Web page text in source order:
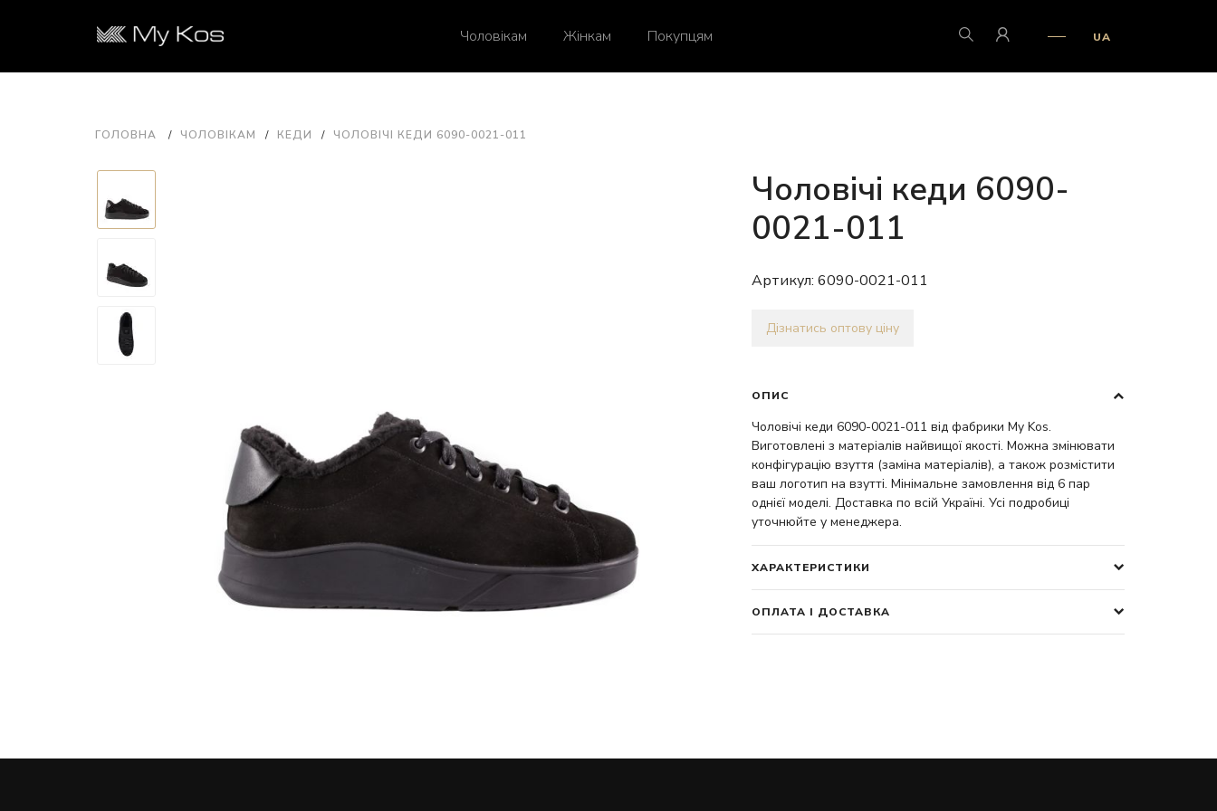
Чоловікам Жінкам Покупцям UA
ГОЛОВНА ЧОЛОВІКАМ КЕДИ ЧОЛОВІЧІ КЕДИ 6090-0021-011
Чоловічі кеди 6090-
0021-011
Артикул: 6090-0021-011
Дізнатись оптову ціну
ОПИС
Чоловічі кеди 6090-0021-011 від фабрики My Kos.
Виготовлені з матеріалів найвищої якості. Можна змінювати
конфігурацію взуття (заміна матеріалів), а також розмістити
ваш логотип на взутті. Мінімальне замовлення від 6 пар
однієї моделі. Доставка по всій Україні. Усі подробиці
уточнюйте у менеджера.
ХАРАКТЕРИСТИКИ
ОПЛАТА І ДОСТАВКА